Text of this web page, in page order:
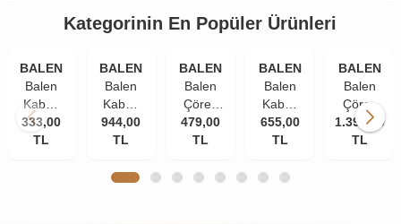
Kategorinin En Popüler Ürünleri
BALEN
Balen
Kabak
Çekirdeği
Yağı
333,00
TL
BALEN
Balen
Kabak
Çekirdeği
Yağı
Pres
944,00
TL
BALEN
Balen
Çörek
Otu
Yağı
Pres
479,00
TL
BALEN
Balen
Kabak
Çekirdeği
Yağı
Pres
655,00
TL
BALEN
Balen
Çörek
Otu
Yağı
1.399,00
TL